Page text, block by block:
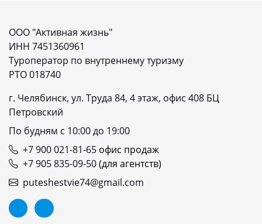
ООО "Активная жизнь"
ИНН 7451360961
Туроператор по внутреннему туризму
РТО 018740
г. Челябинск, ул. Труда 84, 4 этаж, офис 408 БЦ
Петровский
По будням с 10:00 до 19:00
+7 900 021-81-65 офис продаж
+7 905 835-09-50(для агентств)
puteshestvie74@gmail.com